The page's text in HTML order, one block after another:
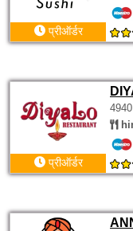
प्रीऑर्डर
प्रीऑर्डर